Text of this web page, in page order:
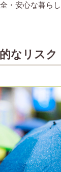
・安心な暮ら
なリスク